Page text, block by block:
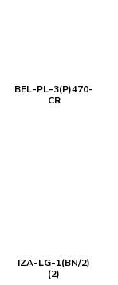
BEL-PL-3(P)470-
CR
IZA-LG-1(BN/2)
(2)